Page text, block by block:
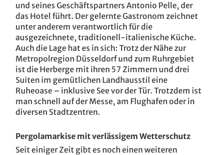
und seines Geschäftspartners Antonio Pelle, der
das Hotel führt. Der gelernte Gastronom zeichnet
unter anderem verantwortlich für die
ausgezeichnete, traditionell-italienische Küche.
Auch die Lage hat es in sich: Trotz der Nähe zur
Metropolregion Düsseldorf und zum Ruhrgebiet
ist die Herberge mit ihren 57 Zimmern und drei
Suiten im gemütlichen Landhausstil eine
Ruheoase – inklusive See vor der Tür. Trotzdem ist
man schnell auf der Messe, am Flughafen oder in
diversen Stadtzentren.
Pergolamarkise mit verlässigem Wetterschutz
Seit einiger Zeit gibt es noch einen weiteren